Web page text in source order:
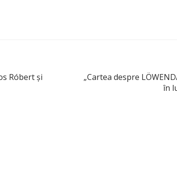
Róbert şi
„Cartea despre
în